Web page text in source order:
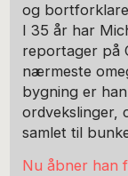
og
I 35 år har
reportager på
nærmeste
bygning er
ordvekslinger,
samlet til
Nu åbner han